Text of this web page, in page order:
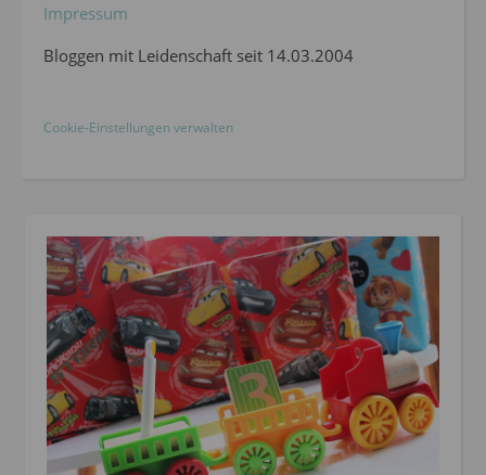
Impressum
Bloggen mit Leidenschaft seit 14.03.2004
Cookie-Einstellungen verwalten